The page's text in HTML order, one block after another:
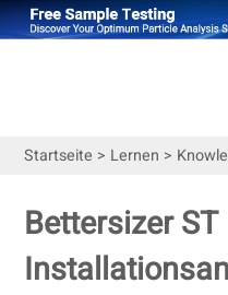
Startseite > Lernen >
Bettersizer ST